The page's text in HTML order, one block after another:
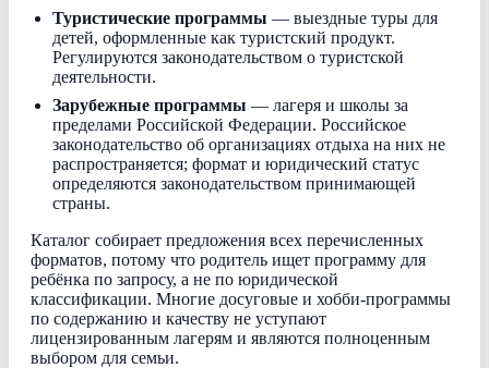
Туристические программы — выездные туры для
детей, оформленные как туристский продукт.
Регулируются законодательством о туристской
деятельности.
Зарубежные программы — лагеря и школы за
пределами Российской Федерации. Российское
законодательство об организациях отдыха на них не
распространяется; формат и юридический статус
определяются законодательством принимающей
страны.
Каталог собирает предложения всех перечисленных
форматов, потому что родитель ищет программу для
ребёнка по запросу, а не по юридической
классификации. Многие досуговые и хобби-программы
по содержанию и качеству не уступают
лицензированным лагерям и являются полноценным
выбором для семьи.